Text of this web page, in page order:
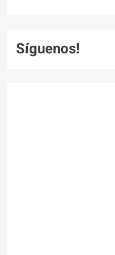
Síguenos!